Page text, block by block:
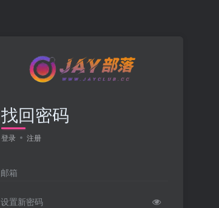
找回密码
登录 注册
邮箱
设置新密码